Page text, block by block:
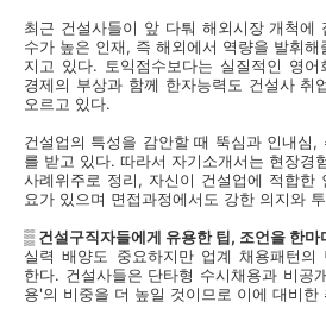
최근 건설사들이 앞 다퉈 해외시장 개척에
수가 높은 인재, 즉 해외에서 역량을 발휘
지고 있다. 토익점수보다는 실질적인 영
경제의 부상과 함께 한자능력도 건설사 취
오르고 있다.
건설업의 특성을 감안할 때 뚝심과 인내심
를 받고 있다. 따라서 자기소개서는 현장경
사례위주로 정리, 자신이 건설업에 적합한
요가 있으며 면접과정에서도 강한 의지와
▒ 건설구직자들에게 유용한 팁, 조언을 한마
실력 배양도 중요하지만 업계 채용패턴의
한다. 건설사들은 단타형 수시채용과 비공
용'의 비중을 더 높일 것이므로 이에 대비한